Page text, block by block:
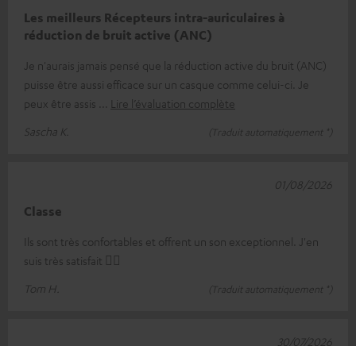
Les meilleurs Récepteurs intra-auriculaires à
réduction de bruit active (ANC)
Je n'aurais jamais pensé que la réduction active du bruit (ANC)
puisse être aussi efficace sur un casque comme celui-ci. Je
peux être assis
Lire l’évaluation complète
Sascha K.
(Traduit automatiquement *)
Classe
Ils sont très confortables et offrent un son exceptionnel. J'en
suis très satisfait 👍🏻
Tom H.
(Traduit automatiquement *)
01/08/2026
30/07/2026